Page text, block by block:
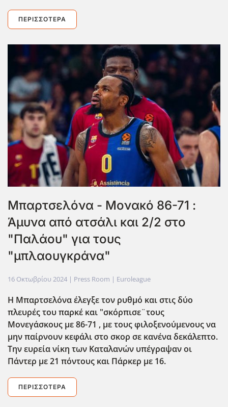
ΠΕΡΙΣΣΌΤΕΡΑ
Μπαρτσελόνα - Μονακό 86-71 :
Άμυνα από ατσάλι και 2/2 στο
"Παλάου" για τους
"μπλαουγκράνα"
16 Οκτωβρίου 2024 | Press Room | Euroleague
Η Μπαρτσελόνα έλεγξε τον ρυθμό και στις δύο
πλευρές του παρκέ και "σκόρπισε¨τους
Μονεγάσκους με 86-71 , με τους φιλοξενούμενους να
μην παίρνουν κεφάλι στο σκορ σε κανένα δεκάλεπτο.
Την ευρεία νίκη των Καταλανών υπέγραψαν οι
Πάντερ με 21 πόντους και Πάρκερ με 16.
ΠΕΡΙΣΣΌΤΕΡΑ